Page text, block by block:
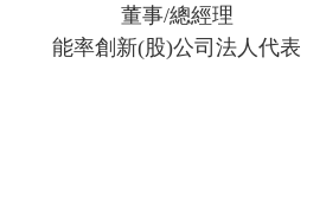
董事/總經理
能率創新(股)公司法人代表